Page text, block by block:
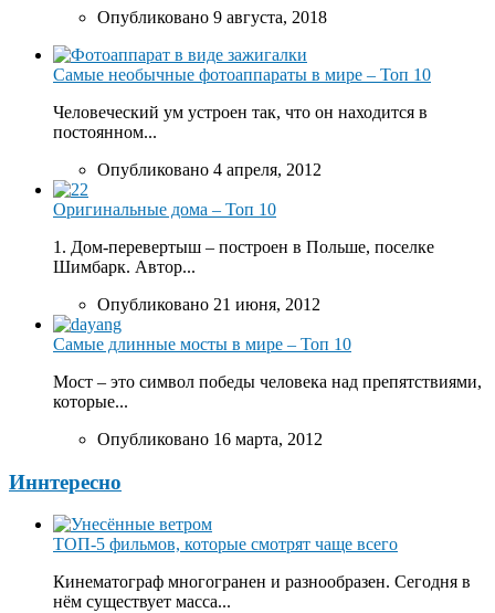
Опубликовано 9 августа, 2018
Самые необычные фотоаппараты в мире – Топ 10
Человеческий ум устроен так, что он находится в
постоянном...
Опубликовано 4 апреля, 2012
Оригинальные дома – Топ 10
1. Дом-перевертыш – построен в Польше, поселке
Шимбарк. Автор...
Опубликовано 21 июня, 2012
Самые длинные мосты в мире – Топ 10
Мост – это символ победы человека над препятствиями,
которые...
Опубликовано 16 марта, 2012
Иннтересно
ТОП-5 фильмов, которые смотрят чаще всего
Кинематограф многогранен и разнообразен. Сегодня в
нём существует масса...